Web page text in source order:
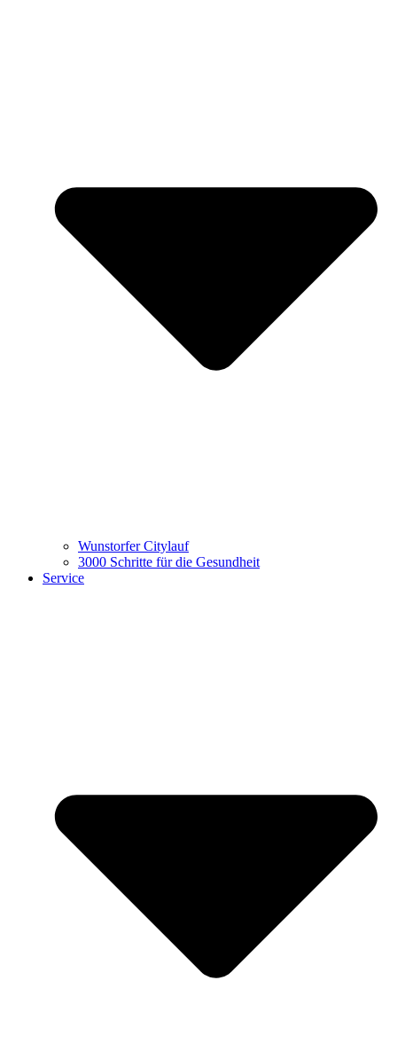
Wunstorfer Citylauf
3000 Schritte für die Gesundheit
Service